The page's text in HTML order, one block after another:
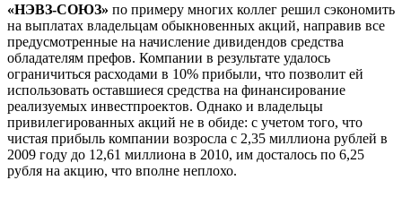
«НЭВЗ-СОЮЗ» по примеру многих коллег решил сэкономить
на выплатах владельцам обыкновенных акций, направив все
предусмотренные на начисление дивидендов средства
обладателям префов. Компании в результате удалось
ограничиться расходами в 10% прибыли, что позволит ей
использовать оставшиеся средства на финансирование
реализуемых инвестпроектов. Однако и владельцы
привилегированных акций не в обиде: с учетом того, что
чистая прибыль компании возросла с 2,35 миллиона рублей в
2009 году до 12,61 миллиона в 2010, им досталось по 6,25
рубля на акцию, что вполне неплохо.